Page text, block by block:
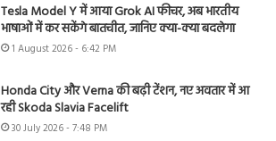
Tesla Model Y में आया Grok AI फीचर, अब भारतीय
भाषाओं में कर सकेंगे बातचीत, जानिए क्या-क्या बदलेगा
1 August 2026 - 6:42 PM
Honda City और Verna की बढ़ी टेंशन, नए अवतार में आ
रही Skoda Slavia Facelift
30 July 2026 - 7:48 PM